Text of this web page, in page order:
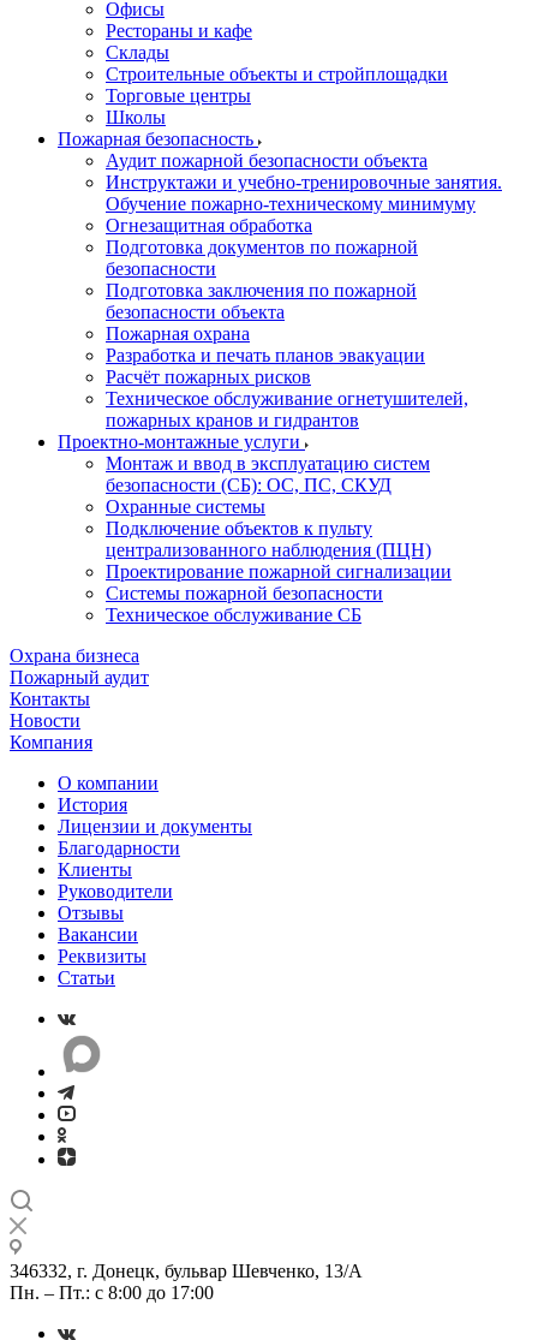
Офисы
Рестораны и кафе
Склады
Строительные объекты и стройплощадки
Торговые центры
Школы
Пожарная безопасность
Аудит пожарной безопасности объекта
Инструктажи и учебно-тренировочные занятия.
Обучение пожарно-техническому минимуму
Огнезащитная обработка
Подготовка документов по пожарной
безопасности
Подготовка заключения по пожарной
безопасности объекта
Пожарная охрана
Разработка и печать планов эвакуации
Расчёт пожарных рисков
Техническое обслуживание огнетушителей,
пожарных кранов и гидрантов
Проектно-монтажные услуги
Монтаж и ввод в эксплуатацию систем
безопасности (СБ): ОС, ПС, СКУД
Охранные системы
Подключение объектов к пульту
централизованного наблюдения (ПЦН)
Проектирование пожарной сигнализации
Системы пожарной безопасности
Техническое обслуживание СБ
Охрана бизнеса
Пожарный аудит
Контакты
Новости
Компания
О компании
История
Лицензии и документы
Благодарности
Клиенты
Руководители
Отзывы
Вакансии
Реквизиты
Статьи
346332, г. Донецк, бульвар Шевченко, 13/А
Пн. – Пт.: с 8:00 до 17:00